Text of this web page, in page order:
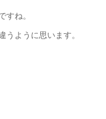
すね。
うように思います。